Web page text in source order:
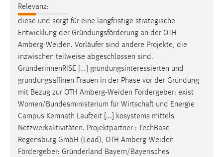
Relevanz:
diese und sorgt für eine langfristige strategische
Entwicklung der Gründungsförderung an der OTH
Amberg-Weiden. Vorläufer sind andere Projekte, die
inzwischen teilweise abgeschlossen sind.
GründerinnenRISE [...] gründungsinteressierten und
gründungsaffinen Frauen in der Phase vor der Gründung
mit Bezug zur OTH Amberg-Weiden Fördergeber: exist
Women/Bundesministerium für Wirtschaft und Energie
Campus Kemnath Laufzeit [...] kosystems mittels
Netzwerkaktivitäten. Projektpartner : TechBase
Regensburg GmbH (Lead), OTH Amberg-Weiden
Fördergeber: Gründerland Bayern/Bayerisches
EXTERNE MEDIEN
Um Inhalte von Videoplattformen und Social Media
Plattformen anzeigen zu können, werden von diesen
externen Medien Cookies gesetzt.
YouTube
Vimeo